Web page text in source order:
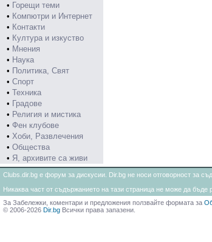
• Горещи теми
• Компютри и Интернет
• Контакти
• Култура и изкуство
• Мнения
• Наука
• Политика, Свят
• Спорт
• Техника
• Градове
• Религия и мистика
• Фен клубове
• Хоби, Развлечения
• Общества
• Я, архивите са живи
Clubs.dir.bg е форум за дискусии. Dir.bg не носи отговорност за
Никаква част от съдържанието на тази страница не може да
За Забележки, коментари и предложения ползвайте формата за
© 2006-2026 Dir.bg Всички права запазени.